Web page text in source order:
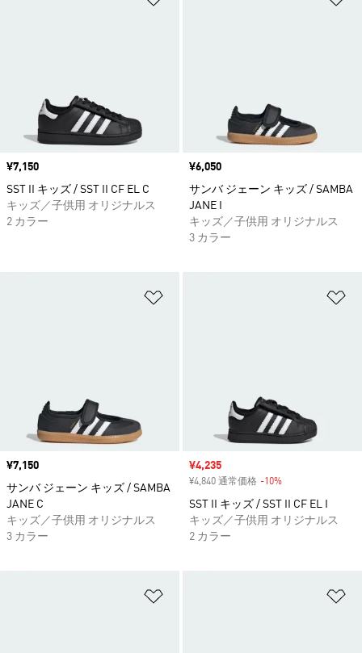
価格
¥7,150
SST II キッズ / SST II CF EL C
キッズ／子供用 オリジナルス
2 カラー
価格
¥6,050
サンバ ジェーン キッズ / SAMBA
JANE I
キッズ／子供用 オリジナルス
3 カラー
価格
¥7,150
サンバ ジェーン キッズ / SAMBA
JANE C
キッズ／子供用 オリジナルス
3 カラー
セール価格
¥4,235
¥4,840 通常価格 -10%
SST II キッズ / SST II CF EL I
キッズ／子供用 オリジナルス
2 カラー